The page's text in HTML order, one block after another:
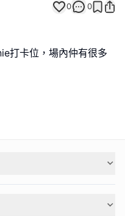
0 0
打卡位，場內仲有很多